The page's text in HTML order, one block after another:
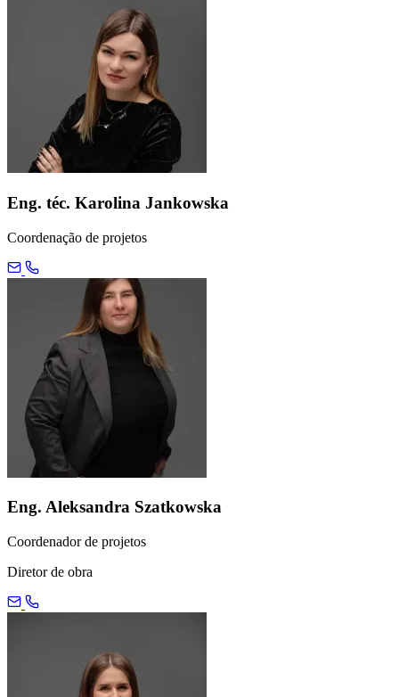
Eng. téc. Karolina Jankowska
Coordenação de projetos
Eng. Aleksandra Szatkowska
Coordenador de projetos
Diretor de obra